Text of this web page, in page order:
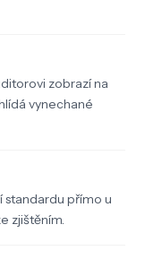
zobrazí na
vynechané
přímo u
zjištěním.